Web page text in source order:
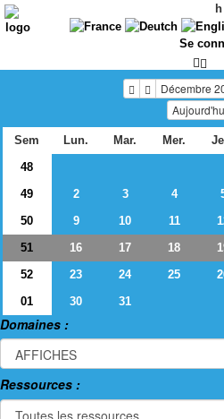
h
Se
Décembre
Sem Lun. Mar. Mer.
48
49
2 3 4
50
9 10 11
51
16 17 18
52
23 24 25
01
30 31
Domaines :
Ressources :